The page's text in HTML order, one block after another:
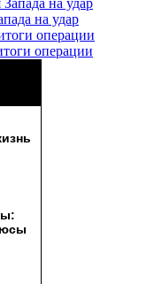
на удар
операции